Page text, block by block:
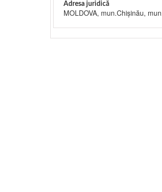
Adresa juridică
MOLDOVA, mun.Chişinău,